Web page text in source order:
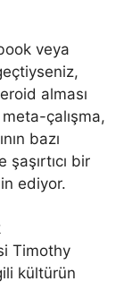
veya
alması
çalışma,
bazı
bir
ediyor.
Timothy
kültürün